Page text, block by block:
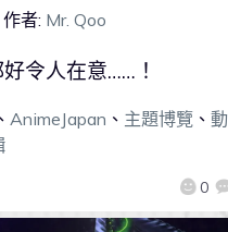
作者: Mr. Qoo
0
令人在意……！
、 AnimeJapan 、 主題博覽、 動